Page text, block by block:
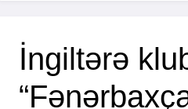
İngiltərə